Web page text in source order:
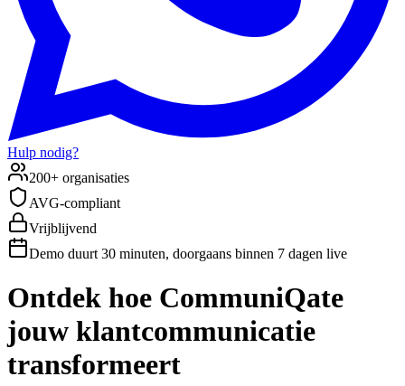
Hulp nodig?
200+ organisaties
AVG-compliant
Vrijblijvend
Demo duurt 30 minuten, doorgaans binnen 7 dagen live
Ontdek hoe CommuniQate
jouw klantcommunicatie
transformeert